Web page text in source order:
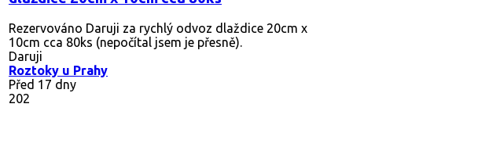
Rezervováno Daruji za rychlý odvoz dlaždice 20cm x
10cm cca 80ks (nepočítal jsem je přesně).
Daruji
Roztoky u Prahy
Před 17 dny
202